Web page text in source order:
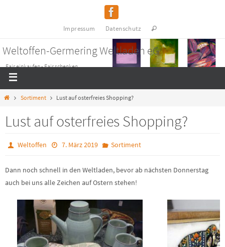
Impressum Datenschutz
Weltoffen-Germering Weltladen eG
Fair einkaufen - Fair schenken
Sortiment Lust auf osterfreies Shopping?
Lust auf osterfreies Shopping?
Weltoffen 7. März 2019 Sortiment
Dann noch schnell in den Weltladen, bevor ab nächsten Donnerstag
auch bei uns alle Zeichen auf Ostern stehen!